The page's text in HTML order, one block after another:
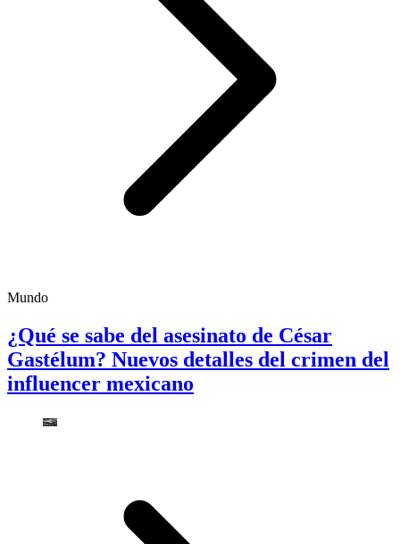
Mundo
¿Qué se sabe del asesinato de César
Gastélum? Nuevos detalles del crimen del
influencer mexicano